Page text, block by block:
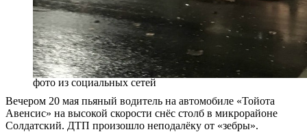
фото из социальных сетей
Вечером 20 мая пьяный водитель на автомобиле «Тойота
Авенсис» на высокой скорости снёс столб в микрорайоне
Солдатский. ДТП произошло неподалёку от «зебры».